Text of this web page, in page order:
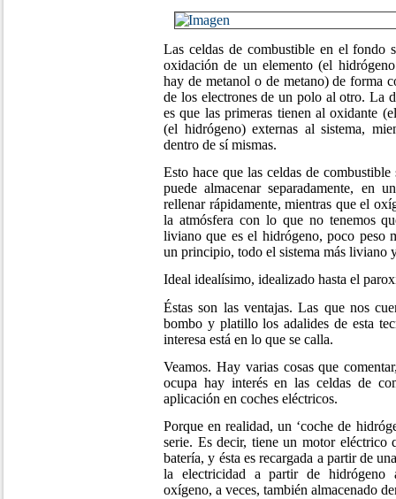
Las celdas de combustible en el fondo
oxidación de un elemento (el
hay de metanol o de metano) de forma
de los electrones de un polo al otro. La
es que las primeras tienen al oxidante
(el hidrógeno) externas al sistema,
dentro de sí mismas.
Esto hace que las celdas de
puede almacenar separadamente, en
rellenar rápidamente, mientras que el
la atmósfera con lo que no tenemos
liviano que es el hidrógeno, poco peso
un principio, todo el sistema más liviano
Ideal idealísimo, idealizado hasta el
Éstas son las ventajas. Las que nos
bombo y platillo los adalides de esta
interesa está en lo que se calla.
Veamos. Hay varias cosas que
ocupa hay interés en las celdas de
aplicación en coches eléctricos.
Porque en realidad, un ‘coche de
serie. Es decir, tiene un motor eléctrico
batería, y ésta es recargada a partir de
la electricidad a partir de hidrógeno
oxígeno, a veces, también almacenado